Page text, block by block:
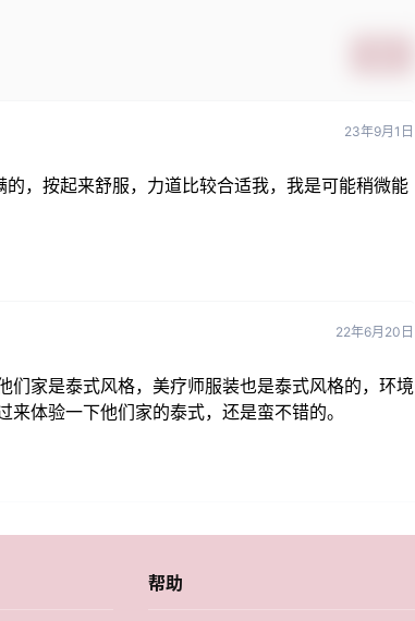
23年9月1日
，按起来舒服，力道比较合适我，我是可能稍微能
22年6月20日
家是泰式风格，美疗师服装也是泰式风格的，环境
体验一下他们家的泰式，还是蛮不错的。
帮助